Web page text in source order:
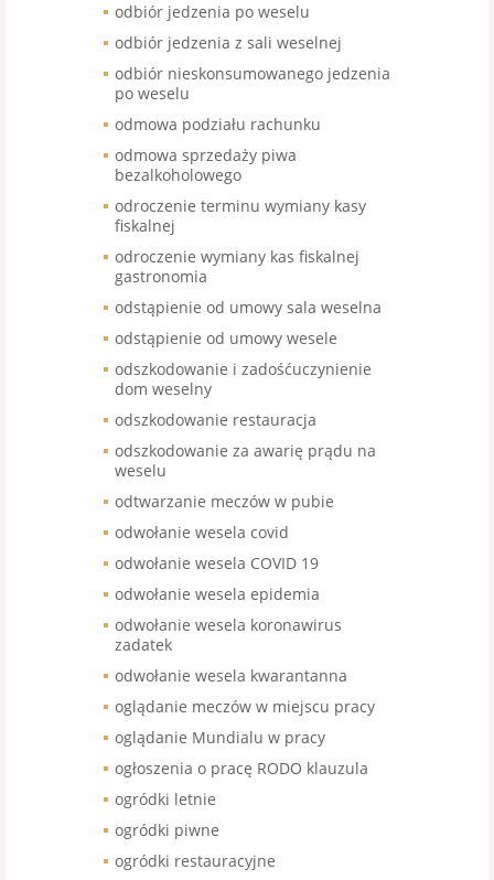
odbiór jedzenia po weselu
odbiór jedzenia z sali weselnej
odbiór nieskonsumowanego jedzenia
po weselu
odmowa podziału rachunku
odmowa sprzedaży piwa
bezalkoholowego
odroczenie terminu wymiany kasy
fiskalnej
odroczenie wymiany kas fiskalnej
gastronomia
odstąpienie od umowy sala weselna
odstąpienie od umowy wesele
odszkodowanie i zadośćuczynienie
dom weselny
odszkodowanie restauracja
odszkodowanie za awarię prądu na
weselu
odtwarzanie meczów w pubie
odwołanie wesela covid
odwołanie wesela COVID 19
odwołanie wesela epidemia
odwołanie wesela koronawirus
zadatek
odwołanie wesela kwarantanna
oglądanie meczów w miejscu pracy
oglądanie Mundialu w pracy
ogłoszenia o pracę RODO klauzula
ogródki letnie
ogródki piwne
ogródki restauracyjne